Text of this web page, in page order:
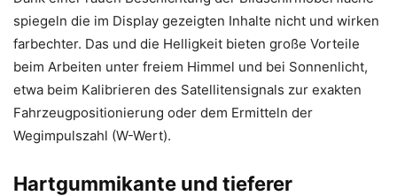
spiegeln die im Display gezeigten Inhalte nicht und wirken
farbechter. Das und die Helligkeit bieten große Vorteile
beim Arbeiten unter freiem Himmel und bei Sonnenlicht,
etwa beim Kalibrieren des Satellitensignals zur exakten
Fahrzeugpositionierung oder dem Ermitteln der
Wegimpulszahl (W-Wert).
Hartgummikante und tieferer